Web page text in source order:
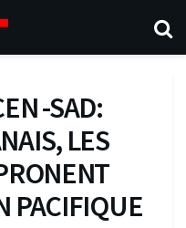
-SAD:
LES
PACIFIQUE